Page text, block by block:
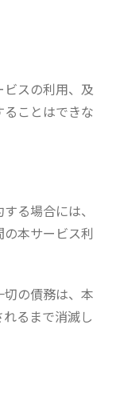
スの利用、及
ことはできな
る場合には、
本サービス利
の債務は、本
るまで消滅し